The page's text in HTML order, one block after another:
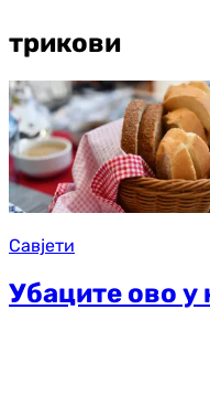
трикови
Савјети
Убаците ово у